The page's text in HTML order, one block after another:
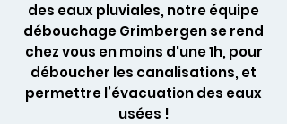
des eaux pluviales, notre équipe
débouchage Grimbergen se rend
chez vous en moins d'une 1h, pour
déboucher les canalisations, et
permettre l’évacuation des eaux
usées !